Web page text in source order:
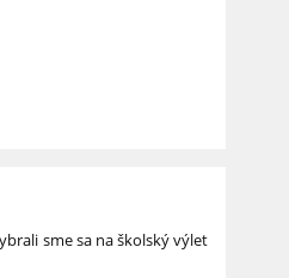
sme sa na školský výlet